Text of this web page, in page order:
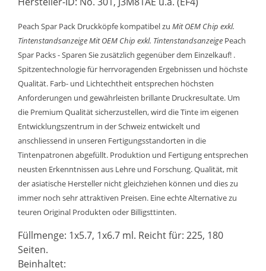
Peach Spar Pack Druckköpfe kompatibel zu Mit OEM Chip exkl.
TintenstandsanzeigeMit OEM Chip exkl. Tintenstandsanzeige Peach
Spar Packs - Sparen Sie zusätzlich gegenüber dem Einzelkauf! .
Spitzentechnologie für herrvoragenden Ergebnissen und höchste
Qualität. Farb- und Lichtechtheit entsprechen höchsten
Anforderungen und gewährleisten brillante Druckresultate. Um
die Premium Qualität sicherzustellen, wird die Tinte im eigenen
Entwicklungszentrum in der Schweiz entwickelt und
anschliessend in unseren Fertigungsstandorten in die
Tintenpatronen abgefüllt. Produktion und Fertigung entsprechen
neusten Erkenntnissen aus Lehre und Forschung. Qualität, mit
der asiatische Hersteller nicht gleichziehen können und dies zu
immer noch sehr attraktiven Preisen. Eine echte Alternative zu
teuren Original Produkten oder Billigsttinten.
Füllmenge: 1x5.7, 1x6.7 ml. Reicht für: 225, 180
Seiten.
Beinhaltet: